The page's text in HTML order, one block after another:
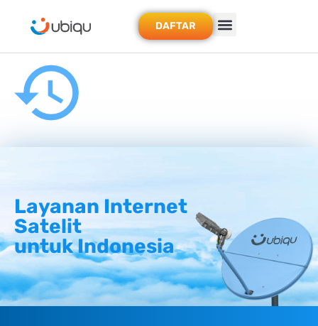
DAFTAR
Layanan Internet
Satelit
untuk Indonesia